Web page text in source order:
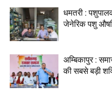
धमतरी :
जेनेरिक पशु
अम्बिकापुर :
की सबसे बड़ी